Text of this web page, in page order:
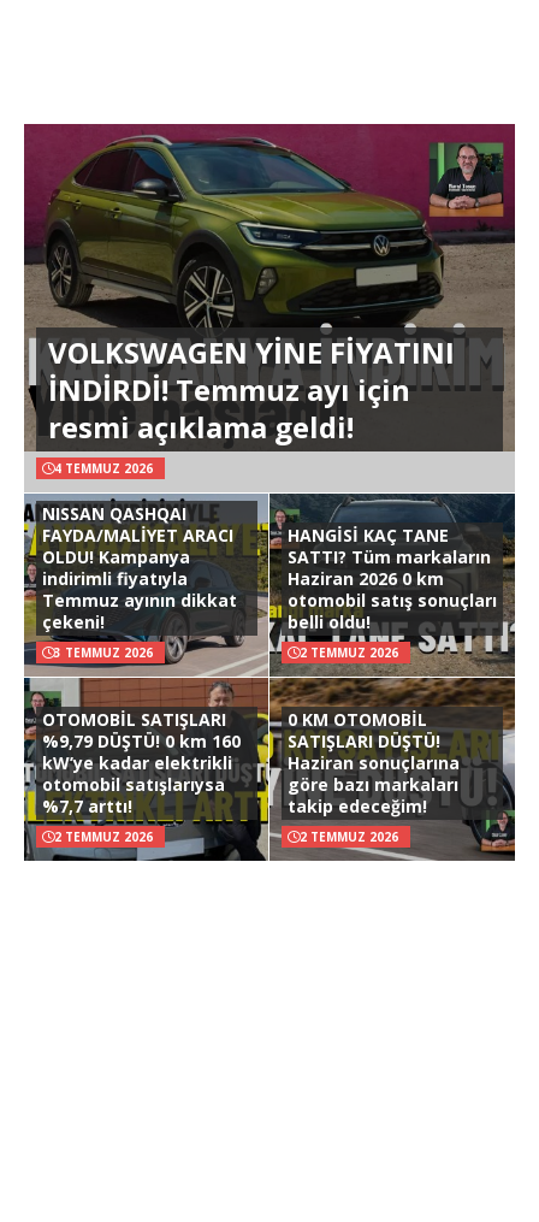
VOLKSWAGEN YİNE FİYATINI
İNDİRDİ! Temmuz ayı için
resmi açıklama geldi!
4 TEMMUZ 2026
NISSAN QASHQAI
FAYDA/MALİYET ARACI
OLDU! Kampanya
indirimli fiyatıyla
Temmuz ayının dikkat
çekeni!
3 TEMMUZ 2026
HANGİSİ KAÇ TANE
SATTI? Tüm markaların
Haziran 2026 0 km
otomobil satış sonuçları
belli oldu!
2 TEMMUZ 2026
OTOMOBİL SATIŞLARI
%9,79 DÜŞTÜ! 0 km 160
kW’ye kadar elektrikli
otomobil satışlarıysa
%7,7 arttı!
2 TEMMUZ 2026
0 KM OTOMOBİL
SATIŞLARI DÜŞTÜ!
Haziran sonuçlarına
göre bazı markaları
takip edeceğim!
2 TEMMUZ 2026